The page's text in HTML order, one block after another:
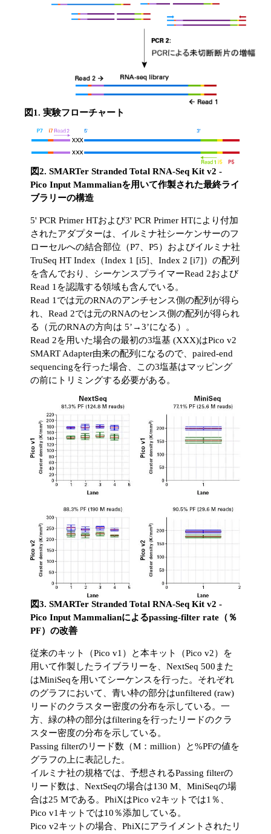
図1. 実験フローチャート
図2. SMARTer Stranded Total RNA-Seq Kit v2 -
Pico Input Mammalianを用いて作製された最終ライ
ブラリーの構造
5' PCR Primer HTおよび3' PCR Primer HTにより付加
されたアダプターは、イルミナ社シーケンサーのフ
ローセルへの結合部位（P7、P5）およびイルミナ社
TruSeq HT Index（Index 1 [i5]、Index 2 [i7]）の配列
を含んでおり、シーケンスプライマーRead 2および
Read 1を認識する領域も含んでいる。
Read 1では元のRNAのアンチセンス側の配列が得ら
れ、Read 2では元のRNAのセンス側の配列が得られ
る（元のRNAの方向は 5’→3’になる）。
Read 2を用いた場合の最初の3塩基 (XXX)はPico v2
SMART Adapter由来の配列になるので、paired-end
sequencingを行った場合、この3塩基はマッピング
の前にトリミングする必要がある。
図3. SMARTer Stranded Total RNA-Seq Kit v2 -
Pico Input Mammalianによるpassing-filter rate（％
PF）の改善
従来のキット（Pico v1）と本キット（Pico v2）を
用いて作製したライブラリーを、NextSeq 500また
はMiniSeqを用いてシーケンスを行った。それぞれ
のグラフにおいて、青い枠の部分はunfiltered (raw)
リードのクラスター密度の分布を示している。一
方、緑の枠の部分はfilteringを行ったリードのクラ
スター密度の分布を示している。
Passing filterのリード数（M：million）と%PFの値を
グラフの上に表記した。
イルミナ社の規格では、予想されるPassing filterの
リード数は、NextSeqの場合は130 M、MiniSeqの場
合は25 Mである。PhiXはPico v2キットでは1％、
Pico v1キットでは10％添加している。
Pico v2キットの場合、PhiXにアライメントされたリ